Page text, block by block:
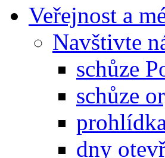
Veřejnost a
Navštivte
schůze
schůze
dny